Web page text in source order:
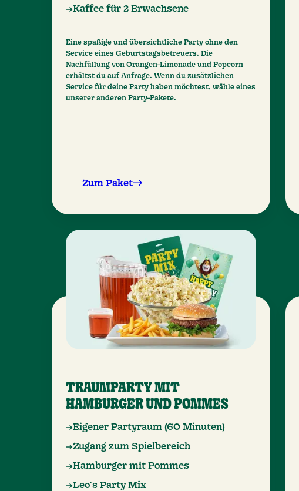
Kaffee für 2 Erwachsene
Eine spaßige und übersichtliche Party ohne den
Service eines Geburtstagsbetreuers. Die
Nachfüllung von Orangen-Limonade und Popcorn
erhältst du auf Anfrage. Wenn du zusätzlichen
Service für deine Party haben möchtest, wähle eines
unserer anderen Party-Pakete.
Zum Paket
TRAUMPARTY MIT
HAMBURGER UND POMMES
Eigener Partyraum (60 Minuten)
Zugang zum Spielbereich
Hamburger mit Pommes
Leo´s Party Mix